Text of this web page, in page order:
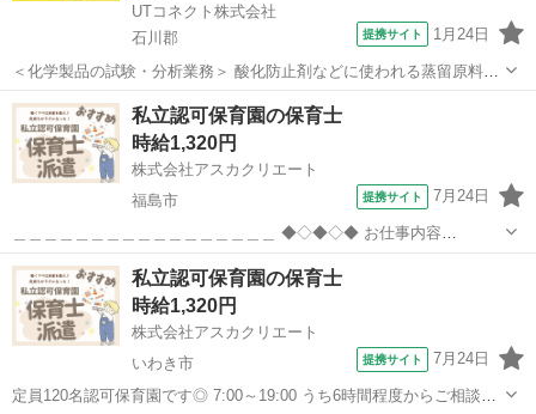
UTコネクト株式会社
石川郡
提携サイト 1月24日
＜化学製品の試験・分析業務＞ 酸化防止剤などに使われる蒸留原料や
製品を測定・分析するお仕事 経験を生かして即戦力として活躍しませ
んか？ ＜具体的には…＞ ■分析 ∟工程分析（製造工程の確認・分析）
∟化学分析（化学物質の測...
福島 石川郡 その他
私立認可保育園の保育士
時給1,320円
株式会社アスカクリエート
福島市
提携サイト 7月24日
＿＿＿＿＿＿＿＿＿＿＿＿＿＿＿＿＿ ◆◇◆◇◆ お仕事内容
◆◇◆◇◆ ‾‾‾‾‾‾‾‾‾‾‾‾‾‾‾‾‾ 【保育士・保育業務全般】 ◇製作などの教材
の準備 ◇保護者対応 ◇行事計画 ◇清掃などの付随業務あります 未
経...
福島 福島市 保育士
私立認可保育園の保育士
時給1,320円
株式会社アスカクリエート
いわき市
提携サイト 7月24日
定員120名認可保育園です◎ 7:00～19:00 うち6時間程度からご相談OK